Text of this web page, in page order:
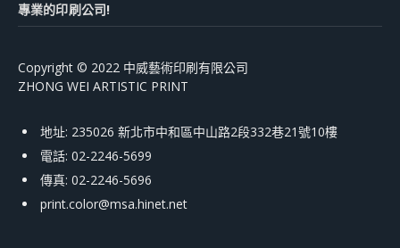
專業的印刷公司!
Copyright © 2022 中威藝術印刷有限公司
ZHONG WEI ARTISTIC PRINT
地址: 235026 新北市中和區中山路2段332巷21號10樓
電話: 02-2246-5699
傳真: 02-2246-5696
print.color@msa.hinet.net